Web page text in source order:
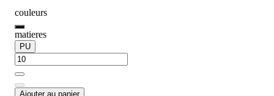
couleurs
matieres
PU
Ajouter au panier